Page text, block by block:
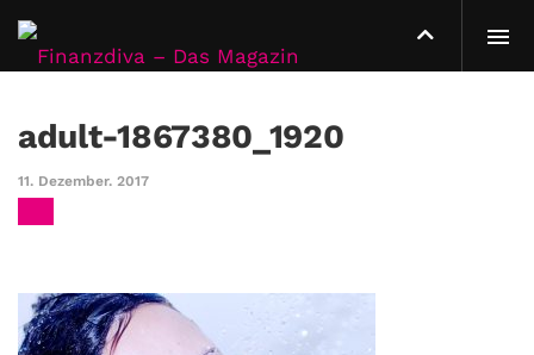
adult-1867380_1920
11. Dezember. 2017